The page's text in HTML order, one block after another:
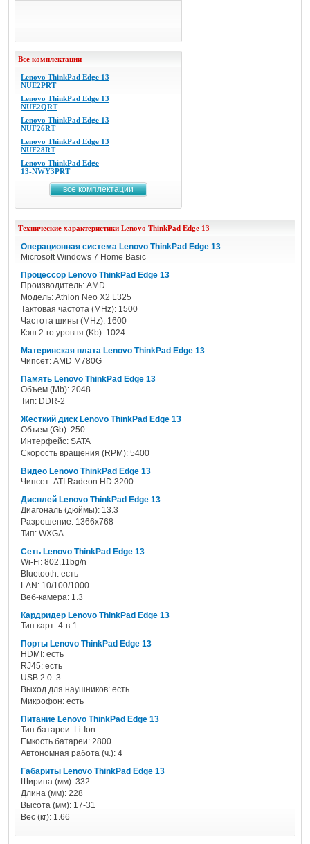
Все комплектации
Lenovo ThinkPad Edge 13
NUE2PRT
Lenovo ThinkPad Edge 13
NUE2QRT
Lenovo ThinkPad Edge 13
NUF26RT
Lenovo ThinkPad Edge 13
NUF28RT
Lenovo ThinkPad Edge
13-NWY3PRT
все комплектации
Технические характеристики Lenovo ThinkPad Edge 13
Операционная система Lenovo ThinkPad Edge 13
Microsoft Windows 7 Home Basic
Процессор Lenovo ThinkPad Edge 13
Производитель: AMD
Модель: Athlon Neo X2 L325
Тактовая частота (MHz): 1500
Частота шины (MHz): 1600
Кэш 2-го уровня (Kb): 1024
Материнская плата Lenovo ThinkPad Edge 13
Чипсет: AMD M780G
Память Lenovo ThinkPad Edge 13
Объем (Mb): 2048
Тип: DDR-2
Жесткий диск Lenovo ThinkPad Edge 13
Объем (Gb): 250
Интерфейс: SATA
Скорость вращения (RPM): 5400
Видео Lenovo ThinkPad Edge 13
Чипсет: ATI Radeon HD 3200
Дисплей Lenovo ThinkPad Edge 13
Диагональ (дюймы): 13.3
Разрешение: 1366x768
Тип: WXGA
Сеть Lenovo ThinkPad Edge 13
Wi-Fi: 802,11bg/n
Bluetooth: есть
LAN: 10/100/1000
Веб-камера: 1.3
Кардридер Lenovo ThinkPad Edge 13
Тип карт: 4-в-1
Порты Lenovo ThinkPad Edge 13
HDMI: есть
RJ45: есть
USB 2.0: 3
Выход для наушников: есть
Микрофон: есть
Питание Lenovo ThinkPad Edge 13
Тип батареи: Li-Ion
Емкость батареи: 2800
Автономная работа (ч.): 4
Габариты Lenovo ThinkPad Edge 13
Ширина (мм): 332
Длина (мм): 228
Высота (мм): 17-31
Вес (кг): 1.66